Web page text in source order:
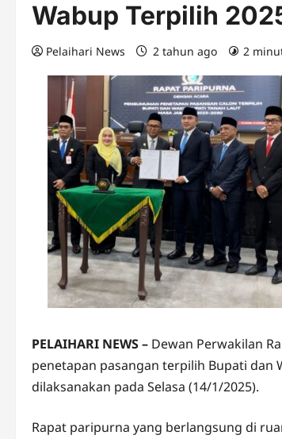
Wabup Terpilih
Pelaihari News 2 tahun ago 2
PELAIHARI NEWS – Dewan Perwakilan
penetapan pasangan terpilih Bupati dan
dilaksanakan pada Selasa (14/1/2025).
Rapat paripurna yang berlangsung di